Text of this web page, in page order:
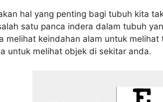
hal yang penting bagi tubuh kita
satu panca indera dalam tubuh
melihat keindahan alam untuk
untuk melihat objek di sekitar anda.